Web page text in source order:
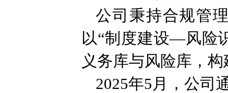
公司秉持合规管
以“制度建设—风险
义务库与风险库，
2025年5月，公司